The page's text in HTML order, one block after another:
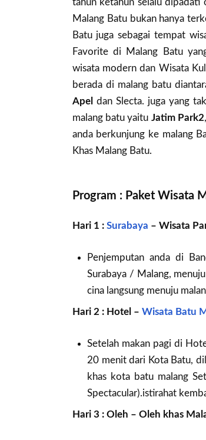
tahun ketahun selalu dipadati
Malang Batu bukan hanya
Batu juga sebagai tempat
Favorite di Malang Batu
wisata modern dan Wisata
berada di malang batu
Apel dan Slecta. juga yang
malang batu yaitu Jatim Park2
anda berkunjung ke malang
Khas Malang Batu.
Program : Paket Wisata
Hari 1 : Surabaya – Wisata
Penjemputan anda di
Surabaya / Malang,
cina langsung menuju
Hari 2 : Hotel – Wisata Batu
Setelah makan pagi di
20 menit dari Kota Batu,
khas kota batu malang
Spectacular).istirahat
Hari 3 : Oleh – Oleh khas